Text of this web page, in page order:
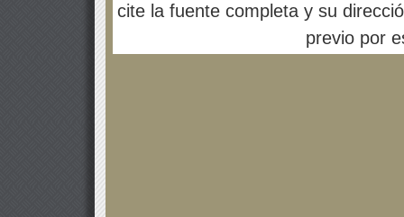
cite la fuente completa y su
previo por